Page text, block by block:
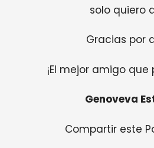
solo quiero
Gracias por
¡El mejor amigo
Genoveva
Compartir este